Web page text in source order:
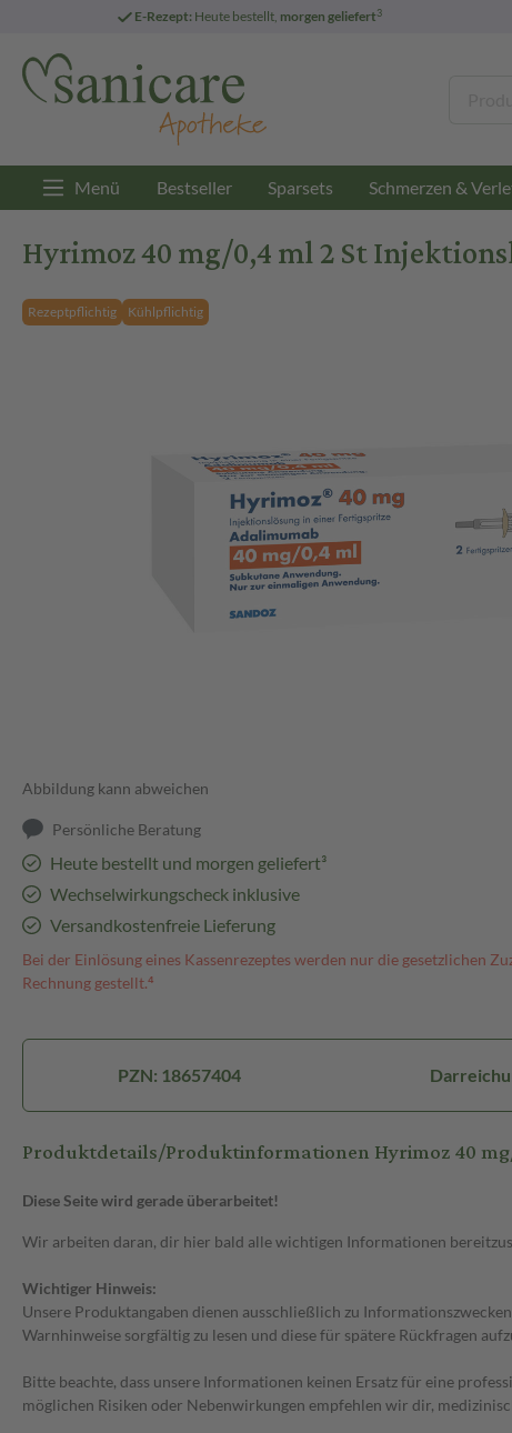
E-Rezept: Heute bestellt, morgen geliefert3
Menü Bestseller Sparsets Schmerzen &
Hyrimoz 40 mg/0,4 ml 2 St
Rezeptpflichtig Kühlpflichtig
Abbildung kann abweichen
Persönliche Beratung
Heute bestellt und morgen geliefert³
Wechselwirkungscheck inklusive
Versandkostenfreie Lieferung
Bei der Einlösung eines Kassenrezeptes werden nur die gesetzlichen
Rechnung gestellt.⁴
PZN: 18657404
Produktdetails/Produktinformationen Hyrimoz 40
Diese Seite wird gerade überarbeitet!
Wir arbeiten daran, dir hier bald alle wichtigen Informationen
Wichtiger Hinweis:
Unsere Produktangaben dienen ausschließlich zu
Warnhinweise sorgfältig zu lesen und diese für spätere Rückfragen
Bitte beachte, dass unsere Informationen keinen Ersatz für eine
möglichen Risiken oder Nebenwirkungen empfehlen wir dir,